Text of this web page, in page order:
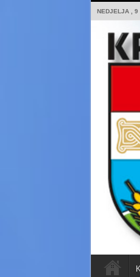
NEDJELJA , 9